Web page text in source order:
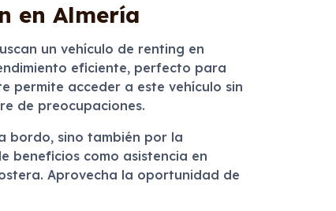
en Almería
un vehículo de renting en
eficiente, perfecto para
permite acceder a este vehículo sin
de preocupaciones.
bordo, sino también por la
beneficios como asistencia en
Aprovecha la oportunidad de